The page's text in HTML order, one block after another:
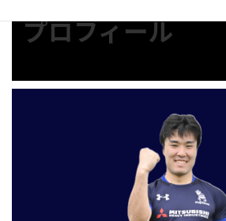
ッ
移
プロフィール